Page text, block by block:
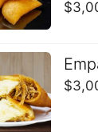
$
$
que este
también